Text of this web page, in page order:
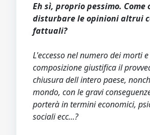
Eh sì, proprio pessimo. Come
disturbare le opinioni altrui
fattuali?
L'eccesso nel numero dei morti
composizione giustifica il
chiusura dell intero paese,
mondo, con le gravi
porterà in termini economici,
sociali ecc...?